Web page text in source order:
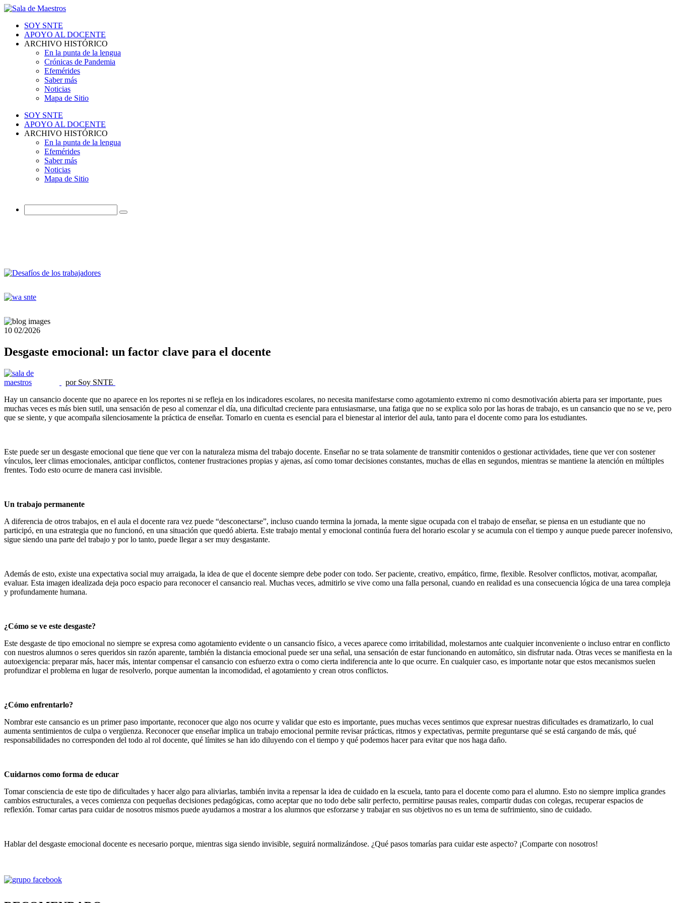
SOY SNTE
APOYO AL DOCENTE
ARCHIVO HISTÓRICO
En la punta de la lengua
Crónicas de Pandemia
Efemérides
Saber más
Noticias
Mapa de Sitio
SOY SNTE
APOYO AL DOCENTE
ARCHIVO HISTÓRICO
En la punta de la lengua
Efemérides
Saber más
Noticias
Mapa de Sitio
10 02/2026
Desgaste emocional: un factor clave para el docente
por Soy SNTE
Hay un cansancio docente que no aparece en los reportes ni se refleja en los indicadores escolares, no necesita manifestarse como agotamiento extremo ni como desmotivación abierta para ser importante, pues
muchas veces es más bien sutil, una sensación de peso al comenzar el día, una dificultad creciente para entusiasmarse, una fatiga que no se explica solo por las horas de trabajo, es un cansancio que no se ve, pero
que se siente, y que acompaña silenciosamente la práctica de enseñar. Tomarlo en cuenta es esencial para el bienestar al interior del aula, tanto para el docente como para los estudiantes.
Este puede ser un desgaste emocional que tiene que ver con la naturaleza misma del trabajo docente. Enseñar no se trata solamente de transmitir contenidos o gestionar actividades, tiene que ver con sostener
vínculos, leer climas emocionales, anticipar conflictos, contener frustraciones propias y ajenas, así como tomar decisiones constantes, muchas de ellas en segundos, mientras se mantiene la atención en múltiples
frentes. Todo esto ocurre de manera casi invisible.
Un trabajo permanente
A diferencia de otros trabajos, en el aula el docente rara vez puede “desconectarse”, incluso cuando termina la jornada, la mente sigue ocupada con el trabajo de enseñar, se piensa en un estudiante que no
participó, en una estrategia que no funcionó, en una situación que quedó abierta. Este trabajo mental y emocional continúa fuera del horario escolar y se acumula con el tiempo y aunque puede parecer inofensivo,
sigue siendo una parte del trabajo y por lo tanto, puede llegar a ser muy desgastante.
Además de esto, existe una expectativa social muy arraigada, la idea de que el docente siempre debe poder con todo. Ser paciente, creativo, empático, firme, flexible. Resolver conflictos, motivar, acompañar,
evaluar. Esta imagen idealizada deja poco espacio para reconocer el cansancio real. Muchas veces, admitirlo se vive como una falla personal, cuando en realidad es una consecuencia lógica de una tarea compleja
y profundamente humana.
¿Cómo se ve este desgaste?
Este desgaste de tipo emocional no siempre se expresa como agotamiento evidente o un cansancio físico, a veces aparece como irritabilidad, molestarnos ante cualquier inconveniente o incluso entrar en conflicto
con nuestros alumnos o seres queridos sin razón aparente, también la distancia emocional puede ser una señal, una sensación de estar funcionando en automático, sin disfrutar nada. Otras veces se manifiesta en la
autoexigencia: preparar más, hacer más, intentar compensar el cansancio con esfuerzo extra o como cierta indiferencia ante lo que ocurre. En cualquier caso, es importante notar que estos mecanismos suelen
profundizar el problema en lugar de resolverlo, porque aumentan la incomodidad, el agotamiento y crean otros conflictos.
¿Cómo enfrentarlo?
Nombrar este cansancio es un primer paso importante, reconocer que algo nos ocurre y validar que esto es importante, pues muchas veces sentimos que expresar nuestras dificultades es dramatizarlo, lo cual
aumenta sentimientos de culpa o vergüenza. Reconocer que enseñar implica un trabajo emocional permite revisar prácticas, ritmos y expectativas, permite preguntarse qué se está cargando de más, qué
responsabilidades no corresponden del todo al rol docente, qué límites se han ido diluyendo con el tiempo y qué podemos hacer para evitar que nos haga daño.
Cuidarnos como forma de educar
Tomar consciencia de este tipo de dificultades y hacer algo para aliviarlas, también invita a repensar la idea de cuidado en la escuela, tanto para el docente como para el alumno. Esto no siempre implica grandes
cambios estructurales, a veces comienza con pequeñas decisiones pedagógicas, como aceptar que no todo debe salir perfecto, permitirse pausas reales, compartir dudas con colegas, recuperar espacios de
reflexión. Tomar cartas para cuidar de nosotros mismos puede ayudarnos a mostrar a los alumnos que esforzarse y trabajar en sus objetivos no es un tema de sufrimiento, sino de cuidado.
Hablar del desgaste emocional docente es necesario porque, mientras siga siendo invisible, seguirá normalizándose. ¿Qué pasos tomarías para cuidar este aspecto? ¡Comparte con nosotros!